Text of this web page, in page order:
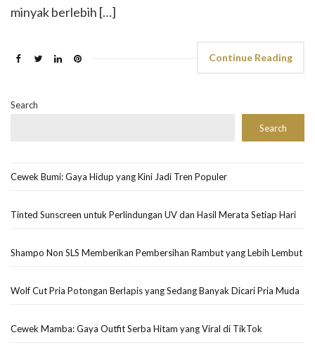
minyak berlebih […]
Continue Reading
Search
Search
Cewek Bumi: Gaya Hidup yang Kini Jadi Tren Populer
Tinted Sunscreen untuk Perlindungan UV dan Hasil Merata Setiap Hari
Shampo Non SLS Memberikan Pembersihan Rambut yang Lebih Lembut
Wolf Cut Pria Potongan Berlapis yang Sedang Banyak Dicari Pria Muda
Cewek Mamba: Gaya Outfit Serba Hitam yang Viral di TikTok